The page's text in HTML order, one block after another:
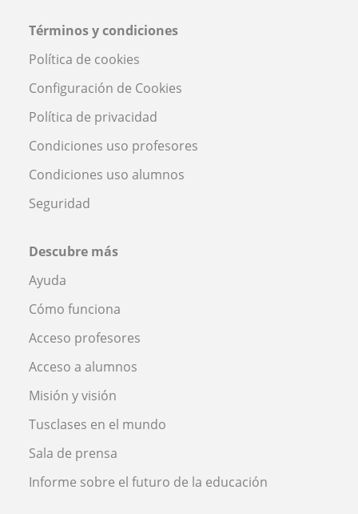
Términos y condiciones
Política de cookies
Configuración de Cookies
Política de privacidad
Condiciones uso profesores
Condiciones uso alumnos
Seguridad
Descubre más
Ayuda
Cómo funciona
Acceso profesores
Acceso a alumnos
Misión y visión
Tusclases en el mundo
Sala de prensa
Informe sobre el futuro de la educación